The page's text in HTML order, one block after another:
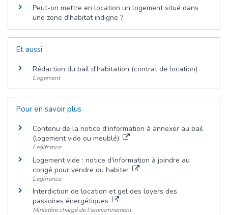
Peut-on mettre en location un logement situé dans
une zone d'habitat indigne ?
Et aussi
Rédaction du bail d'habitation (contrat de location)
Logement
Pour en savoir plus
Contenu de la notice d'information à annexer au bail
(logement vide ou meublé)
Legifrance
Logement vide : notice d'information à joindre au
congé pour vendre ou habiter
Legifrance
Interdiction de location et gel des loyers des
passoires énergétiques
Ministère chargé de l'environnement